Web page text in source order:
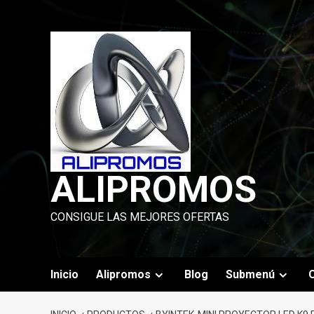
ALIPROMOS
CONSIGUE LAS MEJORES OFERTAS
Inicio Alipromos Blog Submenú